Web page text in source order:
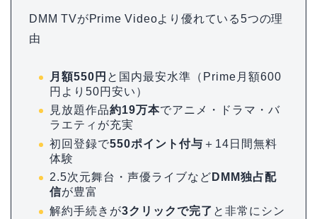
DMM TVがPrime Videoより優れている5つの理
由
月額550円 と国内最安水準（Prime月額600
円より50円安い）
見放題作品約19万本でアニメ・ドラマ・バ
ラエティが充実
初回登録で550ポイント付与 ＋14日間無料
体験
2.5次元舞台・声優ライブなど DMM独占配
信が豊富
解約手続きが3クリックで完了 と非常にシン